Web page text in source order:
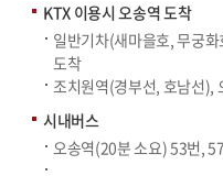
KTX 이용시 오송역 도착
일반기차(새마을호, 무궁
도착
조치원역(경부선, 호남선),
시내버스
오송역(20분 소요) 53번,